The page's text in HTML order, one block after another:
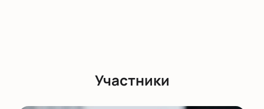
заказа. Корпоративным клиентам
Участники